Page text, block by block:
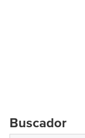
Buscador